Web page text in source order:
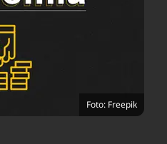
Saúde
Foto: Freepik